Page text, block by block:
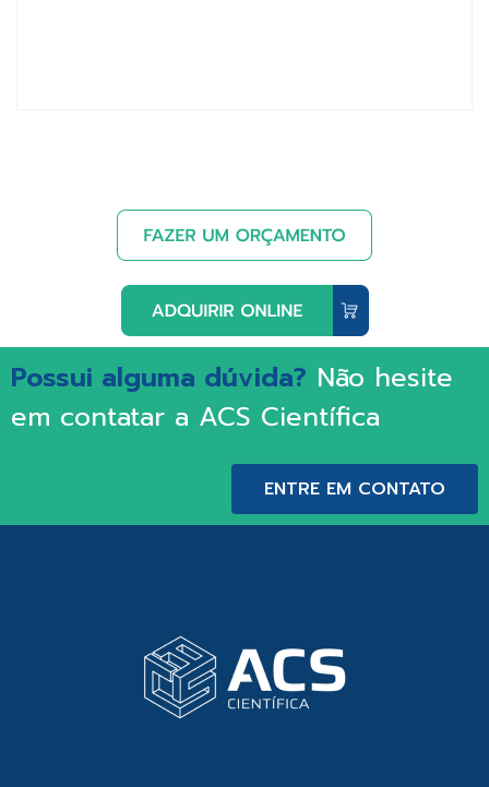
Possui alguma dúvida? Não hesite
em contatar a ACS Científica
ENTRE EM CONTATO